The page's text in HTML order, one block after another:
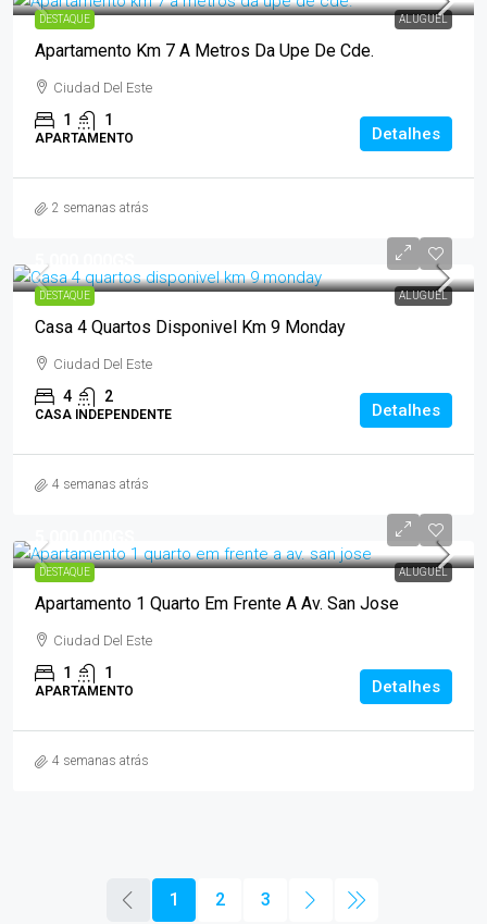
DESTAQUE ALUGUEL
Apartamento Km 7 A Metros Da Upe De Cde.
Ciudad Del Este
1 1
APARTAMENTO Detalhes
2 semanas atrás
DESTAQUE ALUGUEL
5.000.000GS
Casa 4 Quartos Disponivel Km 9 Monday
Ciudad Del Este
4 2
CASA INDEPENDENTE Detalhes
4 semanas atrás
DESTAQUE ALUGUEL
5.000.000GS
Apartamento 1 Quarto Em Frente A Av. San Jose
Ciudad Del Este
1 1
APARTAMENTO Detalhes
4 semanas atrás
1 2 3